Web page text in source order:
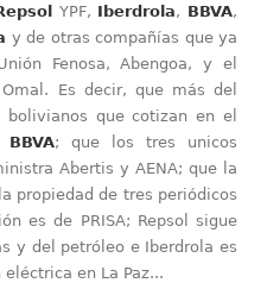
YPF, Iberdrola, BBVA,
y de otras compañías que ya
Fenosa, Abengoa, y el
Es decir, que más del
que cotizan en el
BBVA; que los tres unicos
Abertis y AENA; que la
propiedad de tres periódicos
es de PRISA; Repsol sigue
y del petróleo e Iberdrola es
en La Paz...